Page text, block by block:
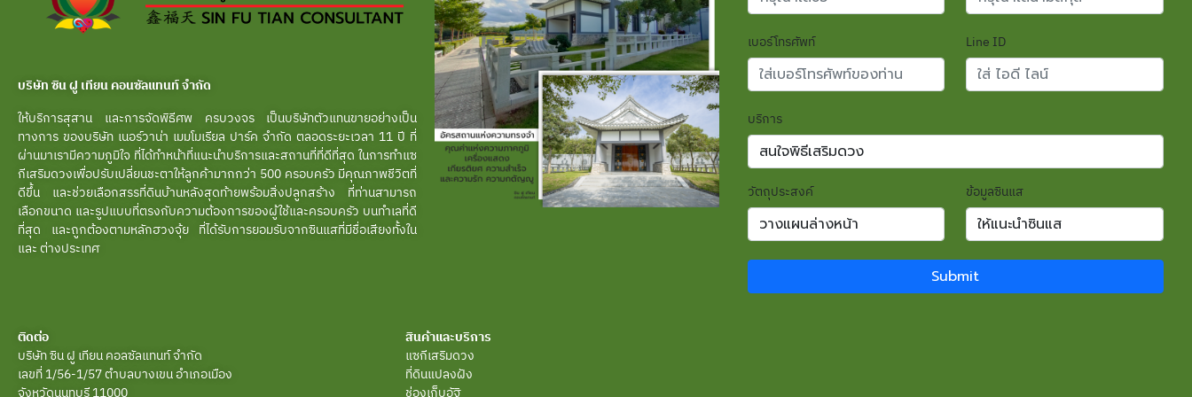
บริษัท ซิน ฝู เทียน คอนซัลแทนท์ จำกัด
ให้บริการสุสาน และการจัดพิธีศพ ครบวงจร เป็นบริษัทตัวแทนขายอย่างเป็น
ทางการ ของบริษัท เนอร์วาน่า เมมโมเรียล ปาร์ค จำกัด ตลอดระยะเวลา 11 ปี ที่
ผ่านมาเรามีความภูมิใจ ที่ได้ทำหน้าที่แนะนำบริการและสถานที่ที่ดีที่สุด ในการทำแซ
กีเสริมดวงเพื่อปรับเปลี่ยนชะตาให้ลูกค้ามากกว่า 500 ครอบครัว มีคุณภาพชีวิตที่
ดีขึ้น และช่วยเลือกสรรที่ดินบ้านหลังสุดท้ายพร้อมสิ่งปลูกสร้าง ที่ท่านสามารถ
เลือกขนาด และรูปแบบที่ตรงกับความต้องการของผู้ใช้และครอบครัว บนทำเลที่ดี
ที่สุด และถูกต้องตามหลักฮวงจุ้ย ที่ได้รับการยอมรับจากซินแสที่มีชื่อเสียงทั้งใน
และ ต่างประเทศ
เบอร์โทรศัพท์ Line ID
บริการ
วัตถุประสงค์ ข้อมูลซินแส
Submit
ติดต่อ
บริษัท ซิน ฝู เทียน คอลซัลแทนท์ จำกัด
เลขที่ 1/56-1/57 ตำบลบางเขน อำเภอเมือง
สินค้าและบริการ
แซกีเสริมดวง
ที่ดินแปลงฝัง